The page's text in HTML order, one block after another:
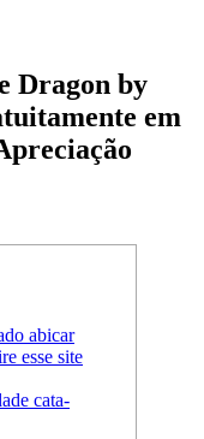
Dragon by
em
abicar
esse site
cata-